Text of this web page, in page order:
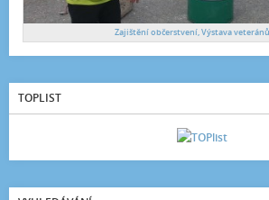
Zajištění občerstvení, Výstava
TOPLIST